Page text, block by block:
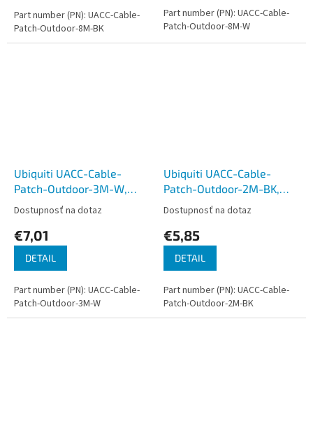
Part number (PN): UACC-Cable-
Patch-Outdoor-8M-BK
Part number (PN): UACC-Cable-
Patch-Outdoor-8M-W
Ubiquiti UACC-Cable-
Patch-Outdoor-3M-W,
Vonkajší UniFi patch kábel,
3m, Cat5e, biely
Dostupnosť na dotaz
€7,01
DETAIL
Part number (PN): UACC-Cable-
Patch-Outdoor-3M-W
Ubiquiti UACC-Cable-
Patch-Outdoor-2M-BK,
Vonkajší UniFi patch kábel,
2m, Cat5e, čierny
Dostupnosť na dotaz
€5,85
DETAIL
Part number (PN): UACC-Cable-
Patch-Outdoor-2M-BK